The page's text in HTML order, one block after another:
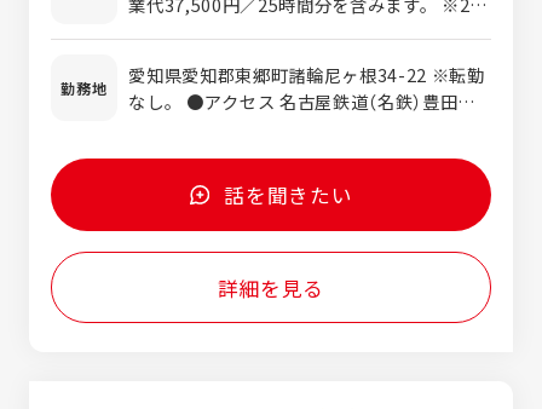
阜・三重・静岡で確かな実績を積み重ねてき
工事のスケジュール管理、職人さんの手配。
単なる営業ではなく、建物の安全を守る『ト
は不要。専任メンターがマンツーマンでイチ
から育成するので、未経験からでも安心して
スタートできます。
応じて決定します。 ＜モデル年収＞420万円
～ 入社1年目／30歳／営業職／配偶者・子1
勤務地
愛知県愛知郡東郷町諸輪尼ヶ根34-22 ※転勤
なし。 ●アクセス 名古屋鉄道（名鉄）豊田線
話を聞きたい
詳細を見る